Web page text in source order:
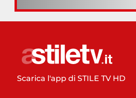
Scarica l'app di STILE TV HD